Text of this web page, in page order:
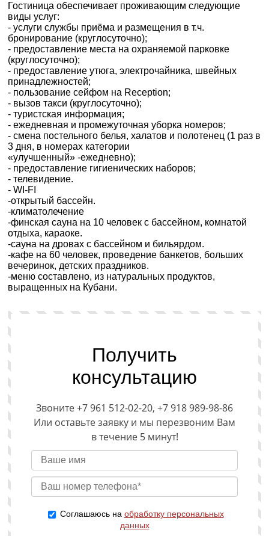
Гостиница обеспечивает проживающим следующие
виды услуг:
- услуги службы приёма и размещения в т.ч.
бронирование (круглосуточно);
- предоставление места на охраняемой парковке
(круглосуточно);
- предоставление утюга, электрочайника, швейных
принадлежностей;
- пользование сейфом на Reception;
- вызов такси (круглосуточно);
- туристская информация;
- ежедневная и промежуточная уборка номеров;
- смена постельного белья, халатов и полотенец (1 раз в
3 дня, в номерах категории
«улучшенный» -ежедневно);
- предоставление гигиенических наборов;
- телевидение.
- WI-FI
-открытый бассейн.
-климатолечение
-финская сауна на 10 человек с бассейном, комнатой
отдыха, караоке.
-сауна на дровах с бассейном и бильярдом.
-кафе на 60 человек, проведение банкетов, больших
вечеринок, детских праздников.
-меню составлено, из натуральных продуктов,
выращенных на Кубани.
Получить
консультацию
Звоните +7 961 512-02-20, +7 918 989-98-86
Или оставьте заявку и мы перезвоним Вам
в течение 5 минут!
Соглашаюсь на обработку персональных
данных